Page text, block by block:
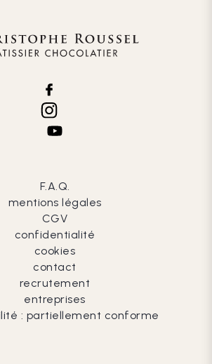
F.A.Q.
mentions légales
CGV
confidentialité
cookies
contact
recrutement
entreprises
: partiellement conforme